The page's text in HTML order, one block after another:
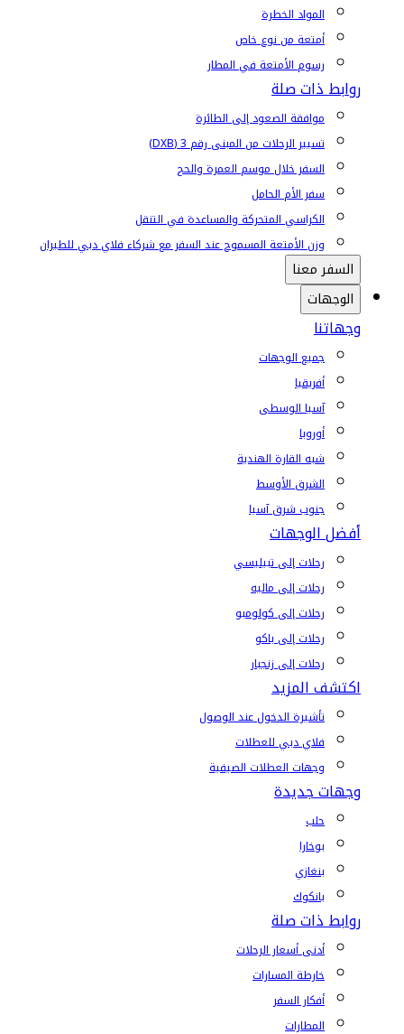
المواد الخطرة
أمتعة من نوع خاص
رسوم الأمتعة في المطار
روابط ذات صلة
موافقة الصعود إلى الطائرة
تسيير الرحلات من المبنى رقم 3 (DXB)
السفر خلال موسم العمرة والحج
سفر الأم الحامل
الكراسي المتحركة والمساعدة في التنقل
وزن الأمتعة المسموح عند السفر مع شركاء فلاي دبي للطيران
السفر معنا
الوجهات
وجهاتنا
جميع الوجهات
أفريقيا
آسيا الوسطى
أوروبا
شبه القارة الهندية
الشرق الأوسط
جنوب شرق آسيا
أفضل الوجهات
رحلات إلى تبيليسي
رحلات إلى ماليه
رحلات إلى كولومبو
رحلات إلى باكو
رحلات إلى زنجبار
اكتشف المزيد
تأشيرة الدخول عند الوصول
فلاي دبي للعطلات
وجهات العطلات الصيفية
وجهات جديدة
حلب
بوخارا
بنغازي
بانكوك
روابط ذات صلة
أدنى أسعار الرحلات
خارطة المسارات
أفكار السفر
المطارات